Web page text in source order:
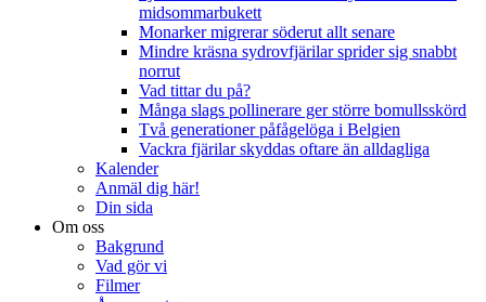
midsommarbukett
Monarker migrerar söderut allt senare
Mindre kräsna sydrovfjärilar sprider sig snabbt
norrut
Vad tittar du på?
Många slags pollinerare ger större bomullsskörd
Två generationer påfågelöga i Belgien
Vackra fjärilar skyddas oftare än alldagliga
Kalender
Anmäl dig här!
Din sida
Om oss
Bakgrund
Vad gör vi
Filmer